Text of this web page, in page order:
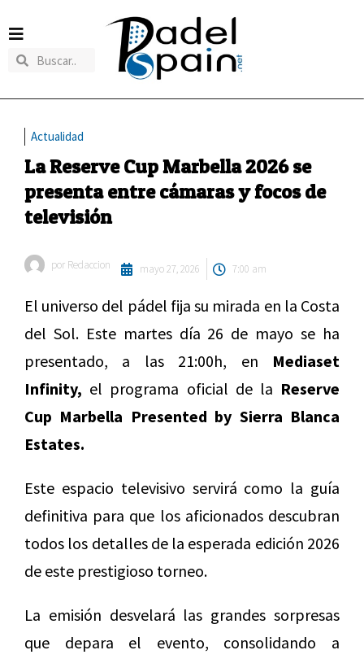
Actualidad
La Reserve Cup Marbella 2026 se
presenta entre cámaras y focos de
televisión
por Redaccion mayo 27, 2026 7:00 am
El universo del pádel fija su mirada en la Costa
del Sol. Este martes día 26 de mayo se ha
presentado, a las 21:00h, en Mediaset
Infinity, el programa oficial de la Reserve
Cup Marbella Presented by Sierra Blanca
Estates.
Este espacio televisivo servirá como la guía
definitiva para que los aficionados descubran
todos los detalles de la esperada edición 2026
de este prestigioso torneo.
La emisión desvelará las grandes sorpresas
que depara el evento, consolidando a